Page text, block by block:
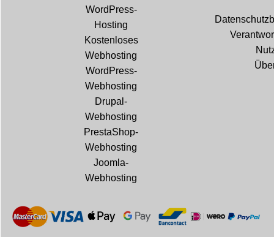
WordPress-
Hosting
Kostenloses
Webhosting
WordPress-
Webhosting
Drupal-
Webhosting
PrestaShop-
Webhosting
Joomla-
Webhosting